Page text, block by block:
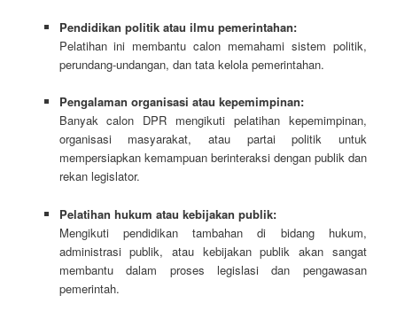
Pendidikan politik atau ilmu pemerintahan:
Pelatihan ini membantu calon memahami sistem politik,
perundang-undangan, dan tata kelola pemerintahan.
Pengalaman organisasi atau kepemimpinan:
Banyak calon DPR mengikuti pelatihan kepemimpinan,
organisasi masyarakat, atau partai politik untuk
mempersiapkan kemampuan berinteraksi dengan publik dan
rekan legislator.
Pelatihan hukum atau kebijakan publik:
Mengikuti pendidikan tambahan di bidang hukum,
administrasi publik, atau kebijakan publik akan sangat
membantu dalam proses legislasi dan pengawasan
pemerintah.